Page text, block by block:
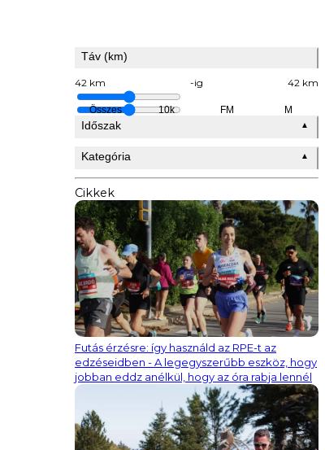
Táv (km)
42 km -ig 42 km
Összes 10k FM M
Időszak ▲
Kategória ▲
Cikkek
Futás érzésre: így használd az RPE-t az
edzéseidben - A legegyszerűbb eszköz, hogy
jobban eddz anélkül, hogy az óra rabja lennél